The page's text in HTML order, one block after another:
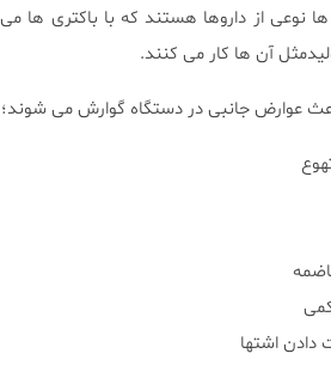
نوعی از داروها هستند که با باکتری
آن ها کار می کنند.
عوارض جانبی در دستگاه گوارش می شوند؛
دادن اشتها